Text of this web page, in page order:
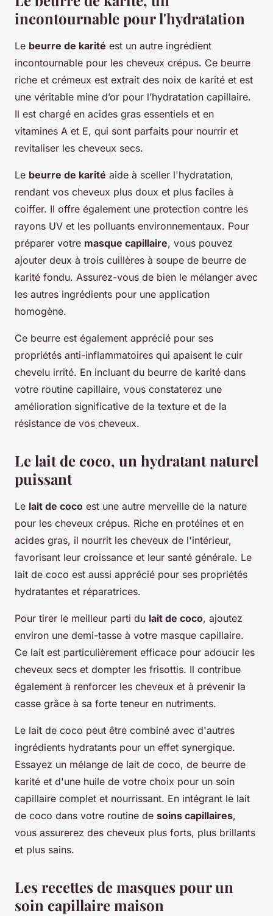
incontournable pour l'hydratation
Le beurre de karité est un autre ingrédient
incontournable pour les cheveux crépus. Ce beurre
riche et crémeux est extrait des noix de karité et est
une véritable mine d’or pour l’hydratation capillaire.
Il est chargé en acides gras essentiels et en
vitamines A et E, qui sont parfaits pour nourrir et
revitaliser les cheveux secs.
Le beurre de karité aide à sceller l'hydratation,
rendant vos cheveux plus doux et plus faciles à
coiffer. Il offre également une protection contre les
rayons UV et les polluants environnementaux. Pour
préparer votre masque capillaire, vous pouvez
ajouter deux à trois cuillères à soupe de beurre de
karité fondu. Assurez-vous de bien le mélanger avec
les autres ingrédients pour une application
homogène.
Ce beurre est également apprécié pour ses
propriétés anti-inflammatoires qui apaisent le cuir
chevelu irrité. En incluant du beurre de karité dans
votre routine capillaire, vous constaterez une
amélioration significative de la texture et de la
résistance de vos cheveux.
Le lait de coco, un hydratant naturel
puissant
Le lait de coco est une autre merveille de la nature
pour les cheveux crépus. Riche en protéines et en
acides gras, il nourrit les cheveux de l'intérieur,
favorisant leur croissance et leur santé générale. Le
lait de coco est aussi apprécié pour ses propriétés
hydratantes et réparatrices.
Pour tirer le meilleur parti du lait de coco, ajoutez
environ une demi-tasse à votre masque capillaire.
Ce lait est particulièrement efficace pour adoucir les
cheveux secs et dompter les frisottis. Il contribue
également à renforcer les cheveux et à prévenir la
casse grâce à sa forte teneur en nutriments.
Le lait de coco peut être combiné avec d'autres
ingrédients hydratants pour un effet synergique.
Essayez un mélange de lait de coco, de beurre de
karité et d'une huile de votre choix pour un soin
capillaire complet et nourrissant. En intégrant le lait
de coco dans votre routine de soins capillaires,
vous assurerez des cheveux plus forts, plus brillants
et plus sains.
Les recettes de masques pour un
soin capillaire maison